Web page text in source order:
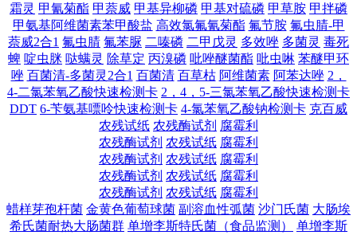
霜灵 甲氰菊酯 甲萘威 甲基异柳磷 甲基对硫磷 甲草胺 甲拌磷
甲氨基阿维菌素苯甲酸盐 高效氯氟氰菊酯 氟节胺 氟虫腈-甲
萘威2合1 氟虫腈 氟苯脲 二嗪磷 二甲戊灵 多效唑 多菌灵 毒死
蜱 啶虫脒 哒螨灵 除草定 丙溴磷 吡唑醚菌酯 吡虫啉 苯醚甲环
唑 百菌清-多菌灵2合1 百菌清 百草枯 阿维菌素 阿苯达唑 2，
4-二氯苯氧乙酸快速检测卡 2，4，5-三氯苯氧乙酸快速检测卡
DDT 6-苄氨基嘌呤快速检测卡 4-氯苯氧乙酸钠检测卡 克百威
农残试纸 农残酶试剂 腐霉利
农残酶试剂 农残试纸 腐霉利
农残酶试剂 农残试纸 腐霉利
农残酶试剂 农残试纸 腐霉利
农残酶试剂 农残试纸 腐霉利
蜡样芽孢杆菌 金黄色葡萄球菌 副溶血性弧菌 沙门氏菌 大肠埃
希氏菌耐热大肠菌群 单增李斯特氏菌（食品监测）
单增李斯